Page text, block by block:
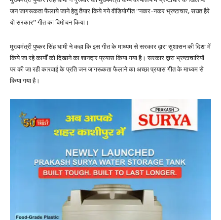
जन जागरूकता फैलाये जाने हेतु तैयार किये गये वीडियोगीत ‘‘नकर-नकर भ्रष्टाचार, सख्त हैरे
यो सरकार’’ गीत का विमोचन किया।
मुख्यमंत्री पुष्कर सिंह धामी ने कहा कि इस गीत के माध्यम से सरकार द्वारा सुशासन की दिशा में
किये जा रहे कार्यों को दिखाने का शानदार प्रयास किया गया है। सरकार द्वारा भ्रष्टाचारियों
पर की जा रही कारवाई के प्रति जन जागरूकता फैलाने का अच्छा प्रयास गीत के माध्यम से
किया गया है।